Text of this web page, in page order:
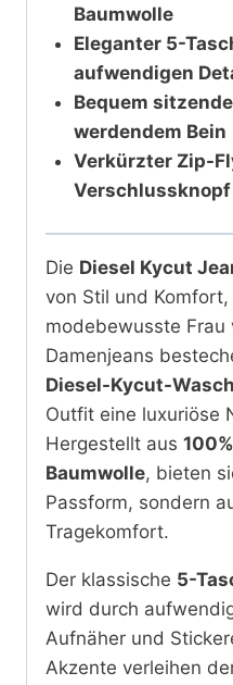
Baumwolle
Eleganter 5-
aufwendigen
Bequem
werdendem Bein
Verkürzter Zip-
Verschlussknopf
Die Diesel Kycut
von Stil und
modebewusste Frau
Damenjeans
Diesel-Kycut-
Outfit eine luxuriöse
Hergestellt aus
Baumwolle, bieten
Passform, sondern
Tragekomfort.
Der klassische 5-
wird durch
Aufnäher und
Akzente verleihen